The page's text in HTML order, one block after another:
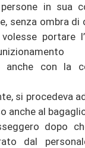
in sua
senza ombra di
portare
anche con la
si procedeva
anche al
dopo
dal